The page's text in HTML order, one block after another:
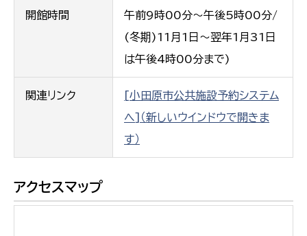
開館時間
午前9時00分〜午後5時00分/
(冬期)11月1日〜翌年1月31日
は午後4時00分まで)
関連リンク
[小田原市公共施設予約システム
へ]（新しいウインドウで開きま
す）
アクセスマップ